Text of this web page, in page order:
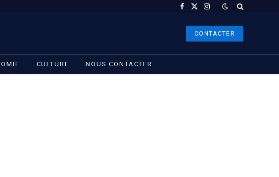
Facebook
X
Instagram
CONTACTER
CULTURE NOUS CONTACTER